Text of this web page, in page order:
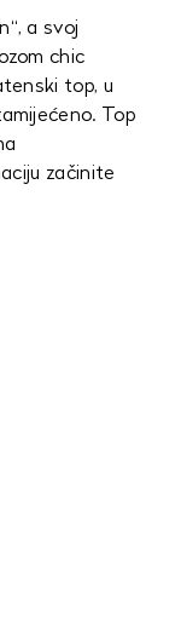
a svoj
chic
top, u
Top
začinite